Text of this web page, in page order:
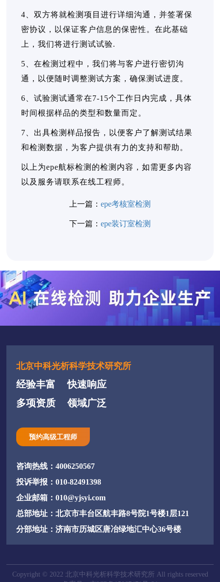
4、双方将就检测项目进行详细沟通，并签署保
密协议，以保证客户信息的保密性。在此基础
上，我们将进行测试试验.
5、在检测过程中，我们将与客户进行密切沟
通，以便随时调整测试方案，确保测试进度。
6、试验测试通常在7-15个工作日内完成，具体
时间根据样品的类型和数量而定。
7、出具检测样品报告，以便客户了解测试结果
和检测数据，为客户提供有力的支持和帮助。
以上为epe航标检测的检测内容，如需更多内容
以及服务请联系在线工程师。
上一篇： epe考核室检测
下一篇： epe装订室检测
北京中科光析科学技术研究所
经验丰富
快速响应
多项资质
领域广泛
预约高级工程师
咨询热线：4006250567
投诉举报：010-82491398
企业邮箱：010@yjsyi.com
总部地址：北京市丰台区航丰路8号院1号楼1层121
分部地址：济南市历城区唐冶绿地汇中心36号楼
Copyright © 2022 北京中科光析科学技术研究所 All rights reserved